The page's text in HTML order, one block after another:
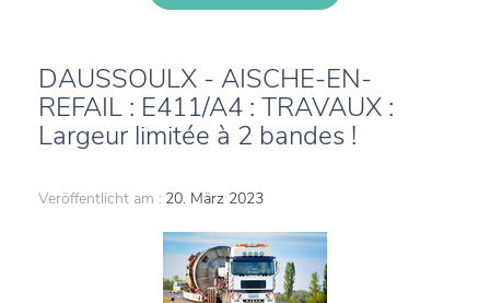
DAUSSOULX - AISCHE-EN-
REFAIL : E411/A4 : TRAVAUX :
Largeur limitée à 2 bandes !
Veröffentlicht am : 20. März 2023